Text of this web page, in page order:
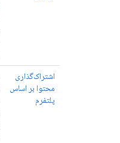
اشتراک‌گذاری
محتوا بر اساس
پلتفرم